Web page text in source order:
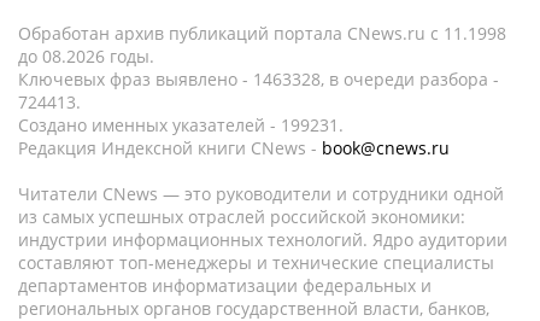
Обработан архив публикаций портала CNews.ru c 11.1998
до 08.2026 годы.
Ключевых фраз выявлено - 1463328, в очереди разбора -
724413.
Создано именных указателей - 199231.
Редакция Индексной книги CNews - book@cnews.ru
Читатели CNews — это руководители и сотрудники одной
из самых успешных отраслей российской экономики:
индустрии информационных технологий. Ядро аудитории
составляют топ-менеджеры и технические специалисты
департаментов информатизации федеральных и
региональных органов государственной власти, банков,